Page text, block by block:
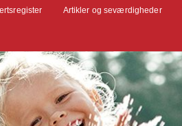
Artikler og seværdigheder